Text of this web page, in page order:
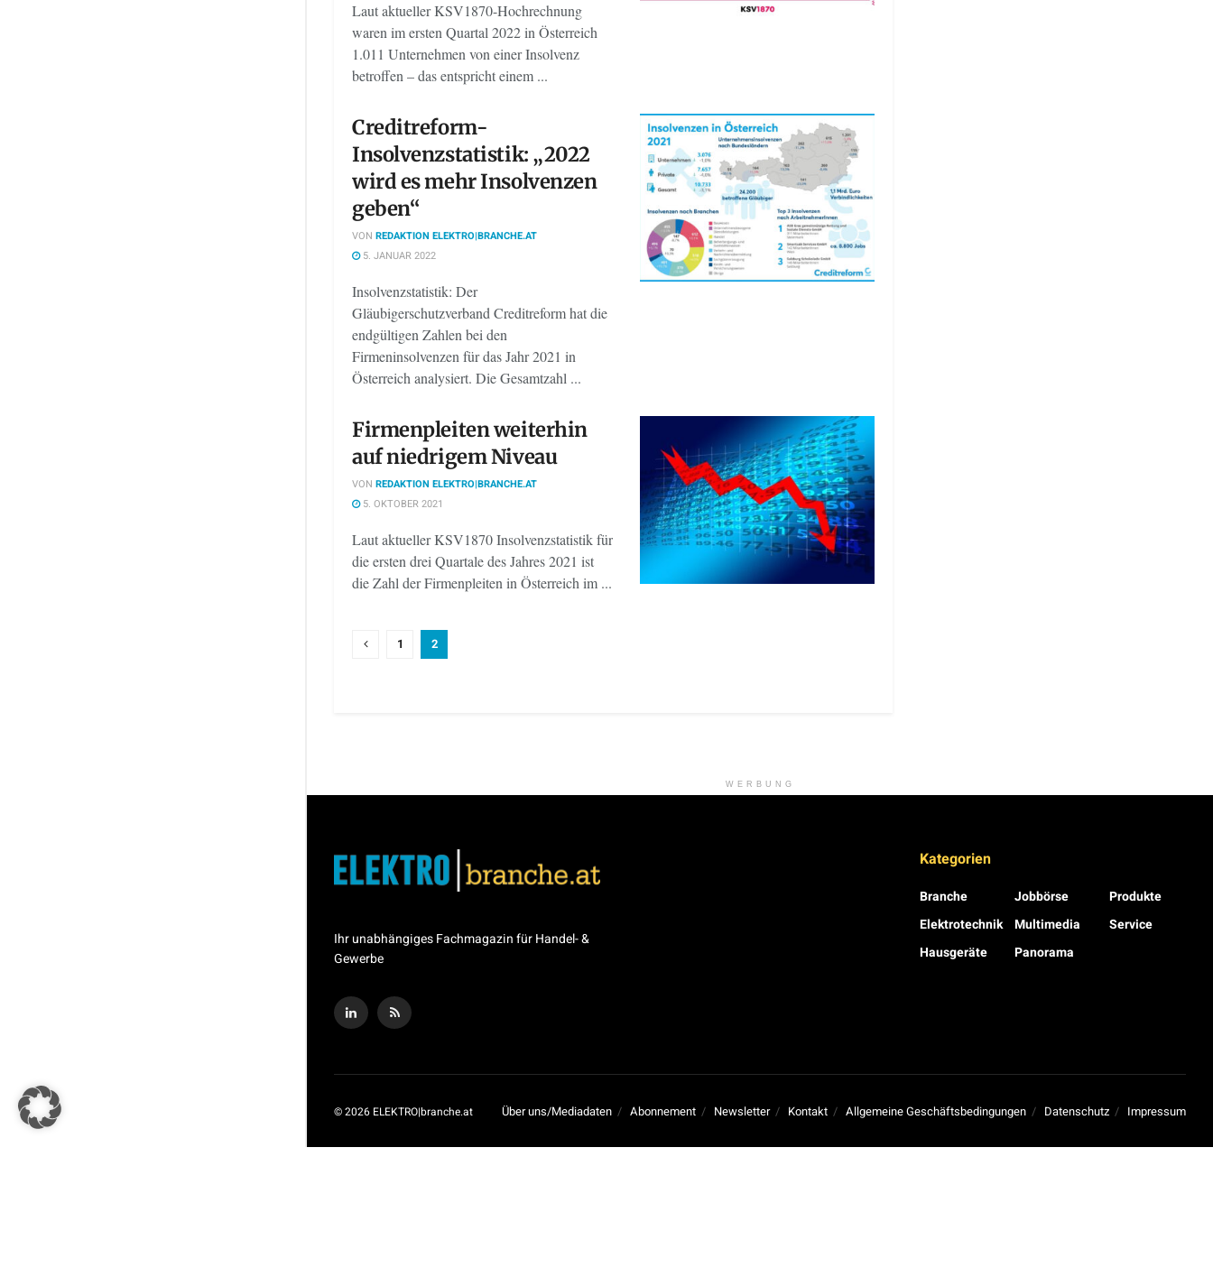
Laut aktueller KSV1870-Hochrechnung
waren im ersten Quartal 2022 in Österreich
1.011 Unternehmen von einer Insolvenz
betroffen – das entspricht einem ...
Creditreform-
Insolvenzstatistik: „2022
wird es mehr Insolvenzen
geben“
VON REDAKTION ELEKTRO|BRANCHE.AT
5. JANUAR 2022
Insolvenzstatistik: Der
Gläubigerschutzverband Creditreform hat die
endgültigen Zahlen bei den
Firmeninsolvenzen für das Jahr 2021 in
Österreich analysiert. Die Gesamtzahl ...
Firmenpleiten weiterhin
auf niedrigem Niveau
VON REDAKTION ELEKTRO|BRANCHE.AT
5. OKTOBER 2021
Laut aktueller KSV1870 Insolvenzstatistik für
die ersten drei Quartale des Jahres 2021 ist
die Zahl der Firmenpleiten in Österreich im ...
1 2
WERBUNG
Ihr unabhängiges Fachmagazin für Handel- &
Gewerbe
Kategorien
Branche
Elektrotechnik
Hausgeräte
Jobbörse
Multimedia
Panorama
Produkte
Service
Über uns/Mediadaten Abonnement Newsletter Kontakt Allgemeine Geschäftsbedingungen Datenschutz Impressum
© 2026 ELEKTRO|branche.at